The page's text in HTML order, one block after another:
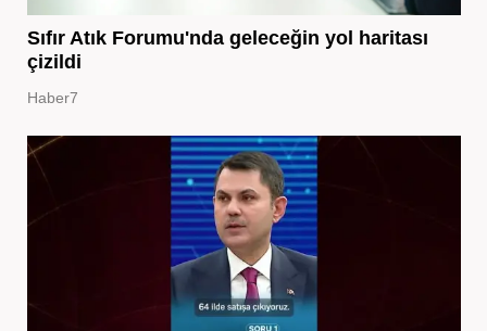
Sıfır Atık Forumu'nda geleceğin yol haritası
çizildi
Haber7